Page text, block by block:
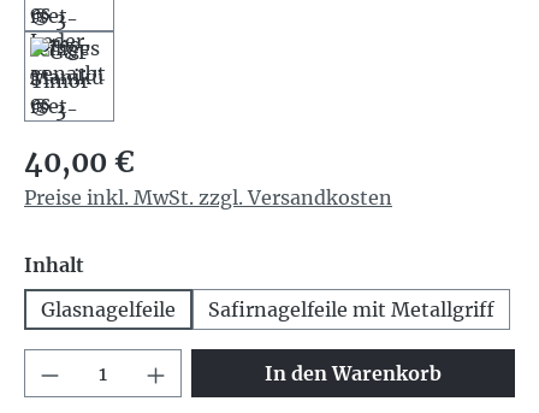
Regulärer Preis:
40,00 €
Preise inkl. MwSt. zzgl. Versandkosten
Inhaltauswählen
Glasnagelfeile
Safirnagelfeile mit Metallgriff
Produkt Anzahl: Gib denIn den Warenkorb